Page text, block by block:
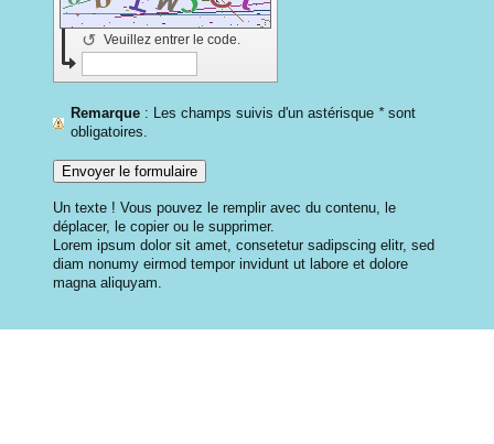
Veuillez entrer le code.
↺
Remarque : Les champs suivis d'un astérisque *sont
obligatoires.
Un texte ! Vous pouvez le remplir avec du contenu, le
déplacer, le copier ou le supprimer.
Lorem ipsum dolor sit amet, consetetur sadipscing elitr, sed
diam nonumy eirmod tempor invidunt ut labore et dolore
magna aliquyam.